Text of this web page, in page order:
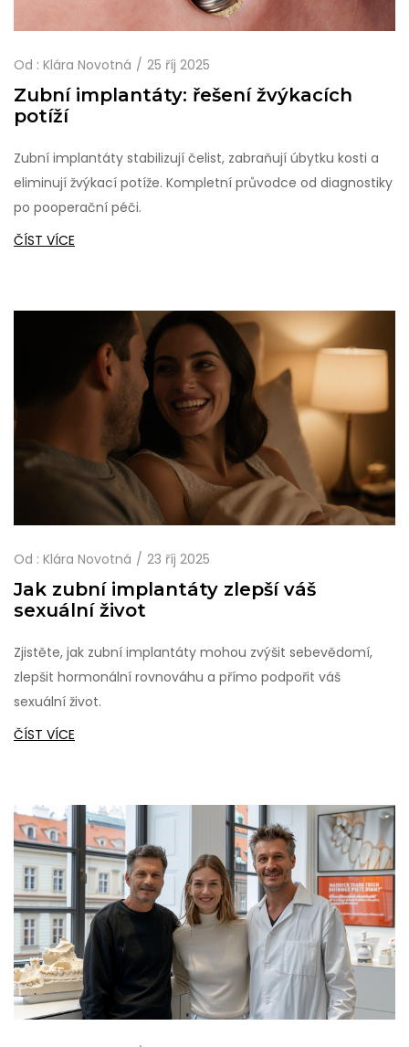
Od : Klára Novotná 25 říj 2025
Zubní implantáty: řešení žvýkacích
potíží
Zubní implantáty stabilizují čelist, zabraňují úbytku kosti a
eliminují žvýkací potíže. Kompletní průvodce od diagnostiky
po pooperační péči.
ČÍST VÍCE
Od : Klára Novotná 23 říj 2025
Jak zubní implantáty zlepší váš
sexuální život
Zjistěte, jak zubní implantáty mohou zvýšit sebevědomí,
zlepšit hormonální rovnováhu a přímo podpořit váš
sexuální život.
ČÍST VÍCE